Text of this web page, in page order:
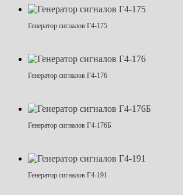
Генератор сигналов Г4-175
Генератор сигналов Г4-176
Генератор сигналов Г4-176Б
Генератор сигналов Г4-191